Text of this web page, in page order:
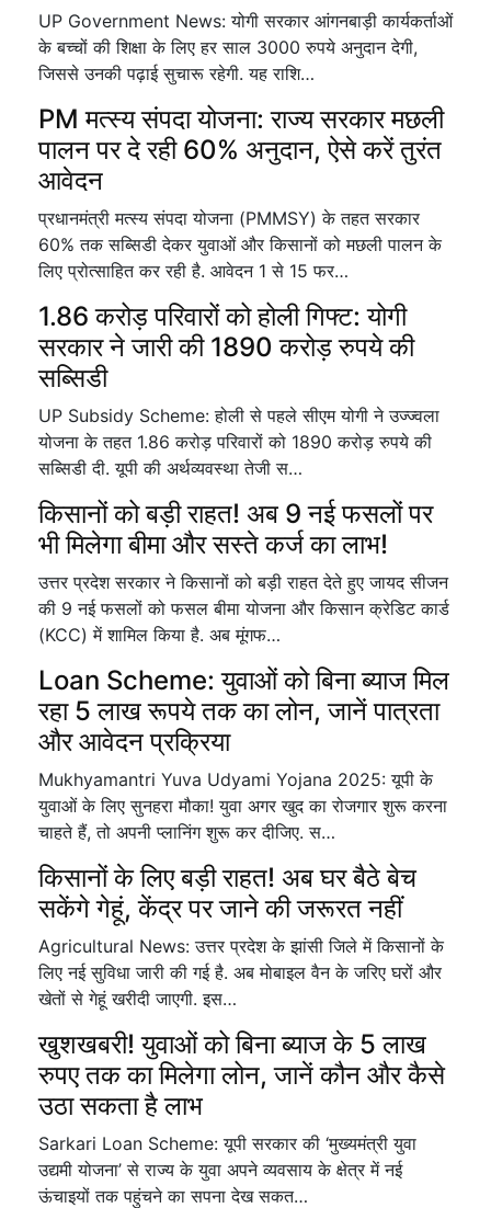
UP Government News: योगी सरकार आंगनबाड़ी कार्यकर्ताओं
के बच्चों की शिक्षा के लिए हर साल 3000 रुपये अनुदान देगी,
जिससे उनकी पढ़ाई सुचारू रहेगी. यह राशि…
PM मत्स्य संपदा योजना: राज्य सरकार मछली
पालन पर दे रही 60% अनुदान, ऐसे करें तुरंत
आवेदन
प्रधानमंत्री मत्स्य संपदा योजना (PMMSY) के तहत सरकार
60% तक सब्सिडी देकर युवाओं और किसानों को मछली पालन के
लिए प्रोत्साहित कर रही है. आवेदन 1 से 15 फर…
1.86 करोड़ परिवारों को होली गिफ्ट: योगी
सरकार ने जारी की 1890 करोड़ रुपये की
सब्सिडी
UP Subsidy Scheme: होली से पहले सीएम योगी ने उज्ज्वला
योजना के तहत 1.86 करोड़ परिवारों को 1890 करोड़ रुपये की
सब्सिडी दी. यूपी की अर्थव्यवस्था तेजी स…
किसानों को बड़ी राहत! अब 9 नई फसलों पर
भी मिलेगा बीमा और सस्ते कर्ज का लाभ!
उत्तर प्रदेश सरकार ने किसानों को बड़ी राहत देते हुए जायद सीजन
की 9 नई फसलों को फसल बीमा योजना और किसान क्रेडिट कार्ड
(KCC) में शामिल किया है. अब मूंगफ…
Loan Scheme: युवाओं को बिना ब्याज मिल
रहा 5 लाख रूपये तक का लोन, जानें पात्रता
और आवेदन प्रक्रिया
Mukhyamantri Yuva Udyami Yojana 2025: यूपी के
युवाओं के लिए सुनहरा मौका! युवा अगर खुद का रोजगार शुरू करना
चाहते हैं, तो अपनी प्लानिंग शुरू कर दीजिए. स…
किसानों के लिए बड़ी राहत! अब घर बैठे बेच
सकेंगे गेहूं, केंद्र पर जाने की जरूरत नहीं
Agricultural News: उत्तर प्रदेश के झांसी जिले में किसानों के
लिए नई सुविधा जारी की गई है. अब मोबाइल वैन के जरिए घरों और
खेतों से गेहूं खरीदी जाएगी. इस…
खुशखबरी! युवाओं को बिना ब्याज के 5 लाख
रुपए तक का मिलेगा लोन, जानें कौन और कैसे
उठा सकता है लाभ
Sarkari Loan Scheme: यूपी सरकार की ‘मुख्यमंत्री युवा
उद्यमी योजना’ से राज्य के युवा अपने व्यवसाय के क्षेत्र में नई
ऊंचाइयों तक पहुंचने का सपना देख सकत…